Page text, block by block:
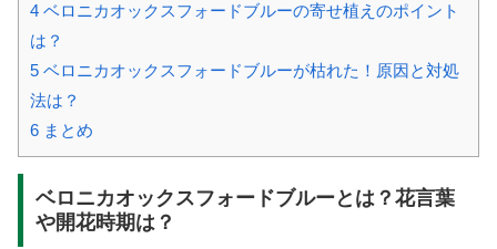
4 ベロニカオックスフォードブルーの寄せ植えのポイント
は？
5 ベロニカオックスフォードブルーが枯れた！原因と対処
法は？
6 まとめ
ベロニカオックスフォードブルーとは？花言葉
や開花時期は？